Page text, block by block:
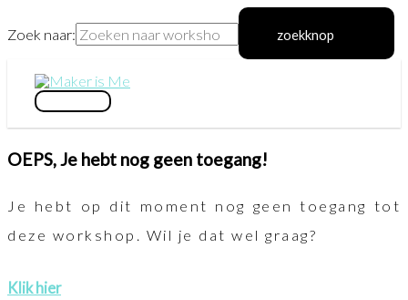
Zoek naar: zoekknop
de
inhoud
hoofdmenu
OEPS, Je hebt nog geen toegang!
Je hebt op dit moment nog geen toegang tot
deze workshop. Wil je dat wel graag?
Klik hier